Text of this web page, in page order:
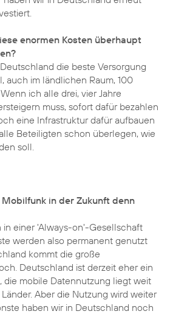
enormen Kosten überhaupt
die beste Versorgung
auch im ländlichen Raum, 100
ich alle drei, vier Jahre
muss, sofort dafür bezahlen
eine Infrastruktur dafür aufbauen
Beteiligten schon überlegen, wie
soll.
in der Zukunft denn
in einer 'Always-on'-Gesellschaft
werden also permanent genutzt
kommt die große
Deutschland ist derzeit eher ein
die mobile Datennutzung liegt weit
Aber die Nutzung wird weiter
haben wir in Deutschland noch